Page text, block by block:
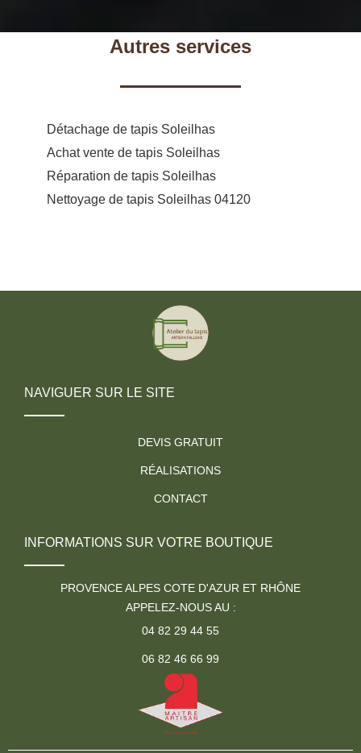
Autres services
Détachage de tapis Soleilhas
Achat vente de tapis Soleilhas
Réparation de tapis Soleilhas
Nettoyage de tapis Soleilhas 04120
NAVIGUER SUR LE SITE
DEVIS GRATUIT
RÉALISATIONS
CONTACT
INFORMATIONS SUR VOTRE BOUTIQUE
PROVENCE ALPES COTE D'AZUR ET RHÔNE
APPELEZ-NOUS AU :
04 82 29 44 55
06 82 46 66 99